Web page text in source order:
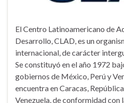
El Centro Latinoamericano de
Desarrollo, CLAD, es un
internacional, de carácter
Se constituyó en el año 1972
gobiernos de México, Perú y
encuentra en Caracas,
Venezuela, de conformidad con